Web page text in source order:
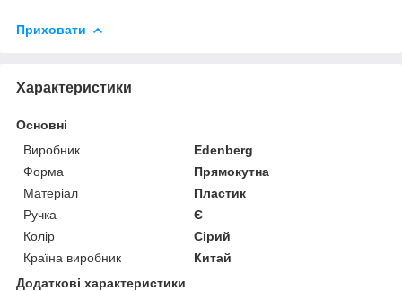
Приховати
Характеристики
Основні
Виробник
Edenberg
Форма
Прямокутна
Матеріал
Пластик
Ручка
Є
Колір
Сірий
Країна виробник
Китай
Додаткові характеристики